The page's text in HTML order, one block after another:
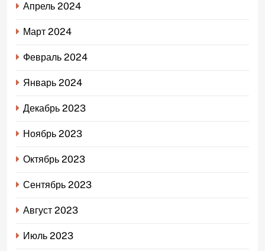
Апрель 2024
Март 2024
Февраль 2024
Январь 2024
Декабрь 2023
Ноябрь 2023
Октябрь 2023
Сентябрь 2023
Август 2023
Июль 2023